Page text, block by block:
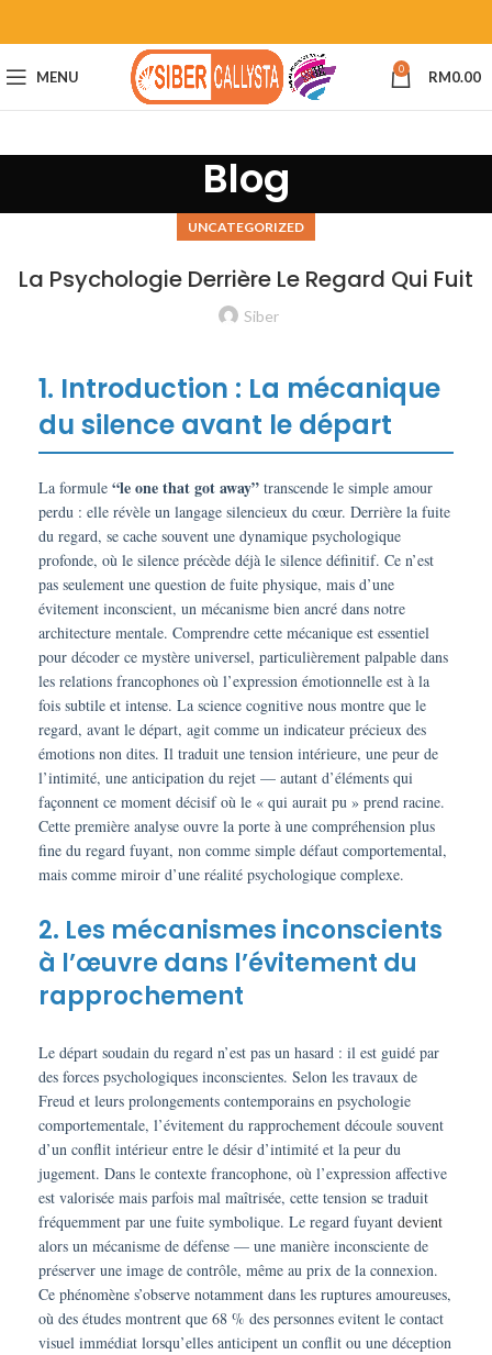
MENU 0 RM0.00
Blog
UNCATEGORIZED
La Psychologie Derrière Le Regard Qui Fuit
Siber
1. Introduction : La mécanique
du silence avant le départ
La formule “le one that got away” transcende le simple amour
perdu : elle révèle un langage silencieux du cœur. Derrière la fuite
du regard, se cache souvent une dynamique psychologique
profonde, où le silence précède déjà le silence définitif. Ce n’est
pas seulement une question de fuite physique, mais d’une
évitement inconscient, un mécanisme bien ancré dans notre
architecture mentale. Comprendre cette mécanique est essentiel
pour décoder ce mystère universel, particulièrement palpable dans
les relations francophones où l’expression émotionnelle est à la
fois subtile et intense. La science cognitive nous montre que le
regard, avant le départ, agit comme un indicateur précieux des
émotions non dites. Il traduit une tension intérieure, une peur de
l’intimité, une anticipation du rejet — autant d’éléments qui
façonnent ce moment décisif où le « qui aurait pu » prend racine.
Cette première analyse ouvre la porte à une compréhension plus
fine du regard fuyant, non comme simple défaut comportemental,
mais comme miroir d’une réalité psychologique complexe.
2. Les mécanismes inconscients
à l’œuvre dans l’évitement du
rapprochement
Le départ soudain du regard n’est pas un hasard : il est guidé par
des forces psychologiques inconscientes. Selon les travaux de
Freud et leurs prolongements contemporains en psychologie
comportementale, l’évitement du rapprochement découle souvent
d’un conflit intérieur entre le désir d’intimité et la peur du
jugement. Dans le contexte francophone, où l’expression affective
est valorisée mais parfois mal maîtrisée, cette tension se traduit
fréquemment par une fuite symbolique. Le regard fuyant devient
alors un mécanisme de défense — une manière inconsciente de
préserver une image de contrôle, même au prix de la connexion.
Ce phénomène s’observe notamment dans les ruptures amoureuses,
où des études montrent que 68 % des personnes evitent le contact
visuel immédiat lorsqu’elles anticipent un conflit ou une déception